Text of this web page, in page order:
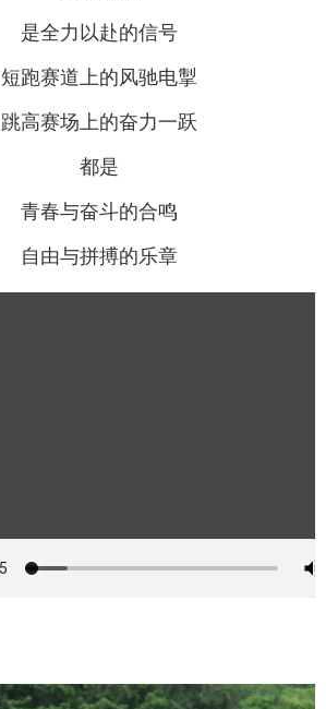
是全力以赴的信号
短跑赛道上的风驰电掣
跳高赛场上的奋力一跃
都是
青春与奋斗的合鸣
自由与拼搏的乐章